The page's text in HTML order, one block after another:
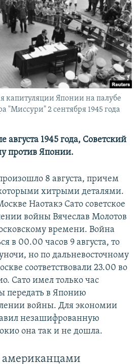
капитуляции Японии на палубе
"Миссури" 2 сентября 1945 года
августа 1945 года, Советский
против Японии.
8 августа, причем
хитрыми деталями.
Наотакэ Сато советское
войны Вячеслав Молотов
времени. Война
в 00.00 часов 9 августа, то
но по дальневосточному
соответствовали 23.00 во
Сато имел только час
передать в Японию
войны. Для экономии
незашифрованную
она так и не дошла.
американцами